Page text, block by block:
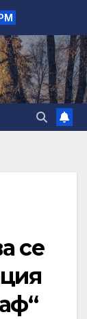
се